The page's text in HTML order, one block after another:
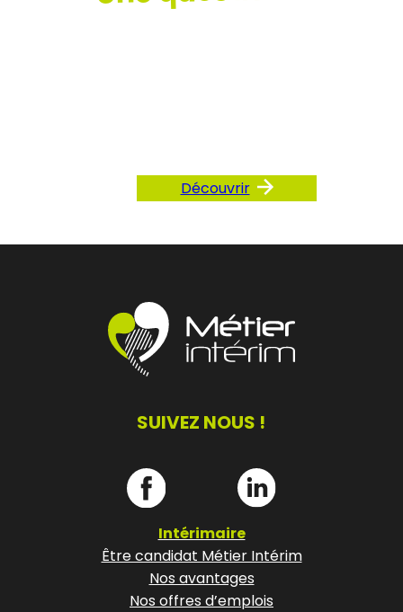
Découvrir
SUIVEZ NOUS !
Intérimaire
Être candidat Métier Intérim
Nos avantages
Nos offres d’emplois